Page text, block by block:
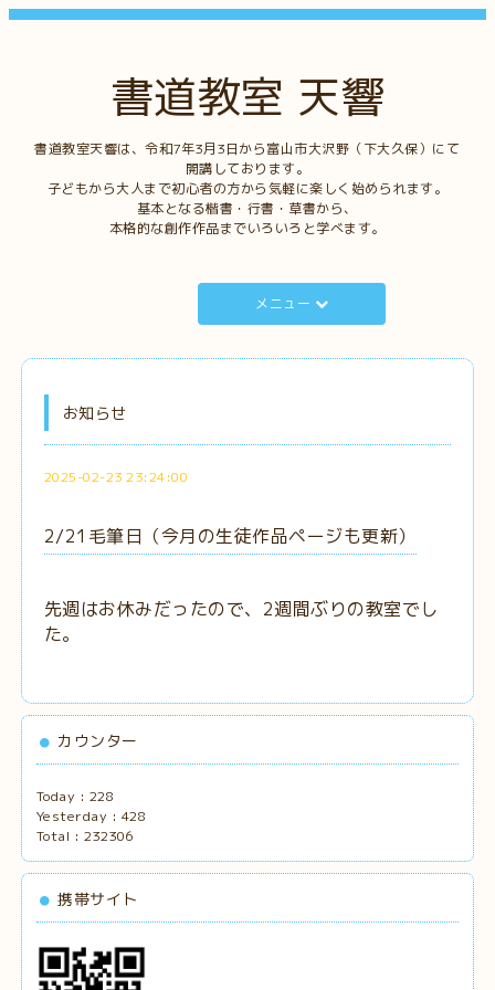
書道教室 天響
書道教室天響は、令和7年3月3日から富山市大沢野（下大久保）にて
開講しております。
子どもから大人まで初心者の方から気軽に楽しく始められます。
基本となる楷書・行書・草書から、
本格的な創作作品までいろいろと学べます。
メニュー
お知らせ
2025-02-23 23:24:00
2/21毛筆日（今月の生徒作品ページも更新）
先週はお休みだったので、2週間ぶりの教室でし
た。
カウンター
Today : 228
Yesterday : 428
Total : 232306
携帯サイト